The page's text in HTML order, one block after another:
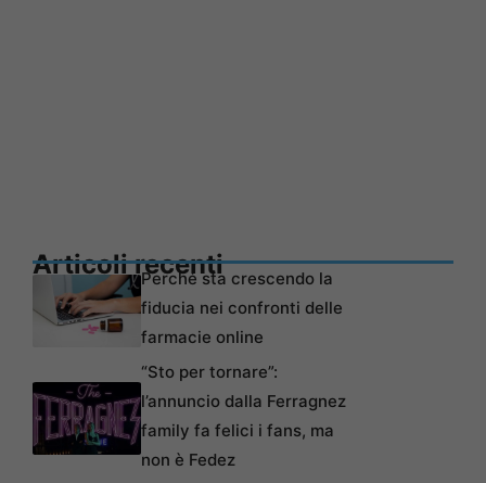
Articoli recentiPerché sta crescendo la
fiducia nei confronti delle
farmacie online
“Sto per tornare”:
l’annuncio dalla Ferragnez
family fa felici i fans, ma
non è Fedez